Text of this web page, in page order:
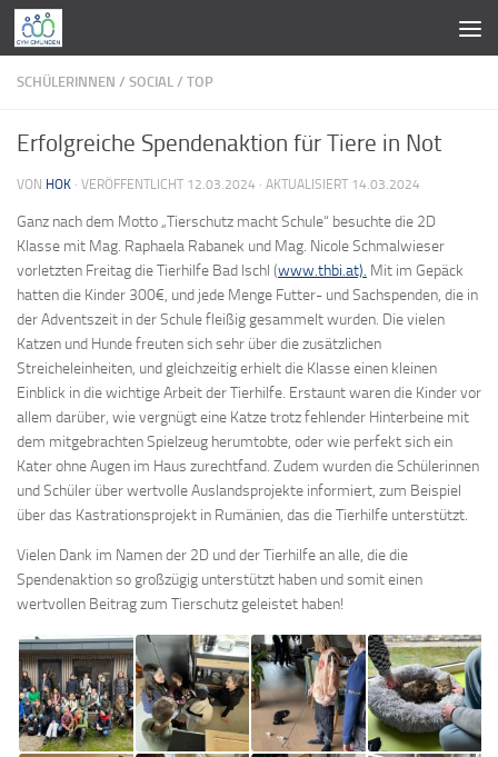
Zum Inhalt springen
SCHÜLERINNEN / SOCIAL / TOP
Erfolgreiche Spendenaktion für Tiere in Not
VON HOK · VERÖFFENTLICHT 12.03.2024 · AKTUALISIERT 14.03.2024
Ganz nach dem Motto „Tierschutz macht Schule“ besuchte die 2D
Klasse mit Mag. Raphaela Rabanek und Mag. Nicole Schmalwieser
vorletzten Freitag die Tierhilfe Bad Ischl (www.thbi.at). Mit im Gepäck
hatten die Kinder 300€, und jede Menge Futter- und Sachspenden, die in
der Adventszeit in der Schule fleißig gesammelt wurden. Die vielen
Katzen und Hunde freuten sich sehr über die zusätzlichen
Streicheleinheiten, und gleichzeitig erhielt die Klasse einen kleinen
Einblick in die wichtige Arbeit der Tierhilfe. Erstaunt waren die Kinder vor
allem darüber, wie vergnügt eine Katze trotz fehlender Hinterbeine mit
dem mitgebrachten Spielzeug herumtobte, oder wie perfekt sich ein
Kater ohne Augen im Haus zurechtfand. Zudem wurden die Schülerinnen
und Schüler über wertvolle Auslandsprojekte informiert, zum Beispiel
über das Kastrationsprojekt in Rumänien, das die Tierhilfe unterstützt.
Vielen Dank im Namen der 2D und der Tierhilfe an alle, die die
Spendenaktion so großzügig unterstützt haben und somit einen
wertvollen Beitrag zum Tierschutz geleistet haben!